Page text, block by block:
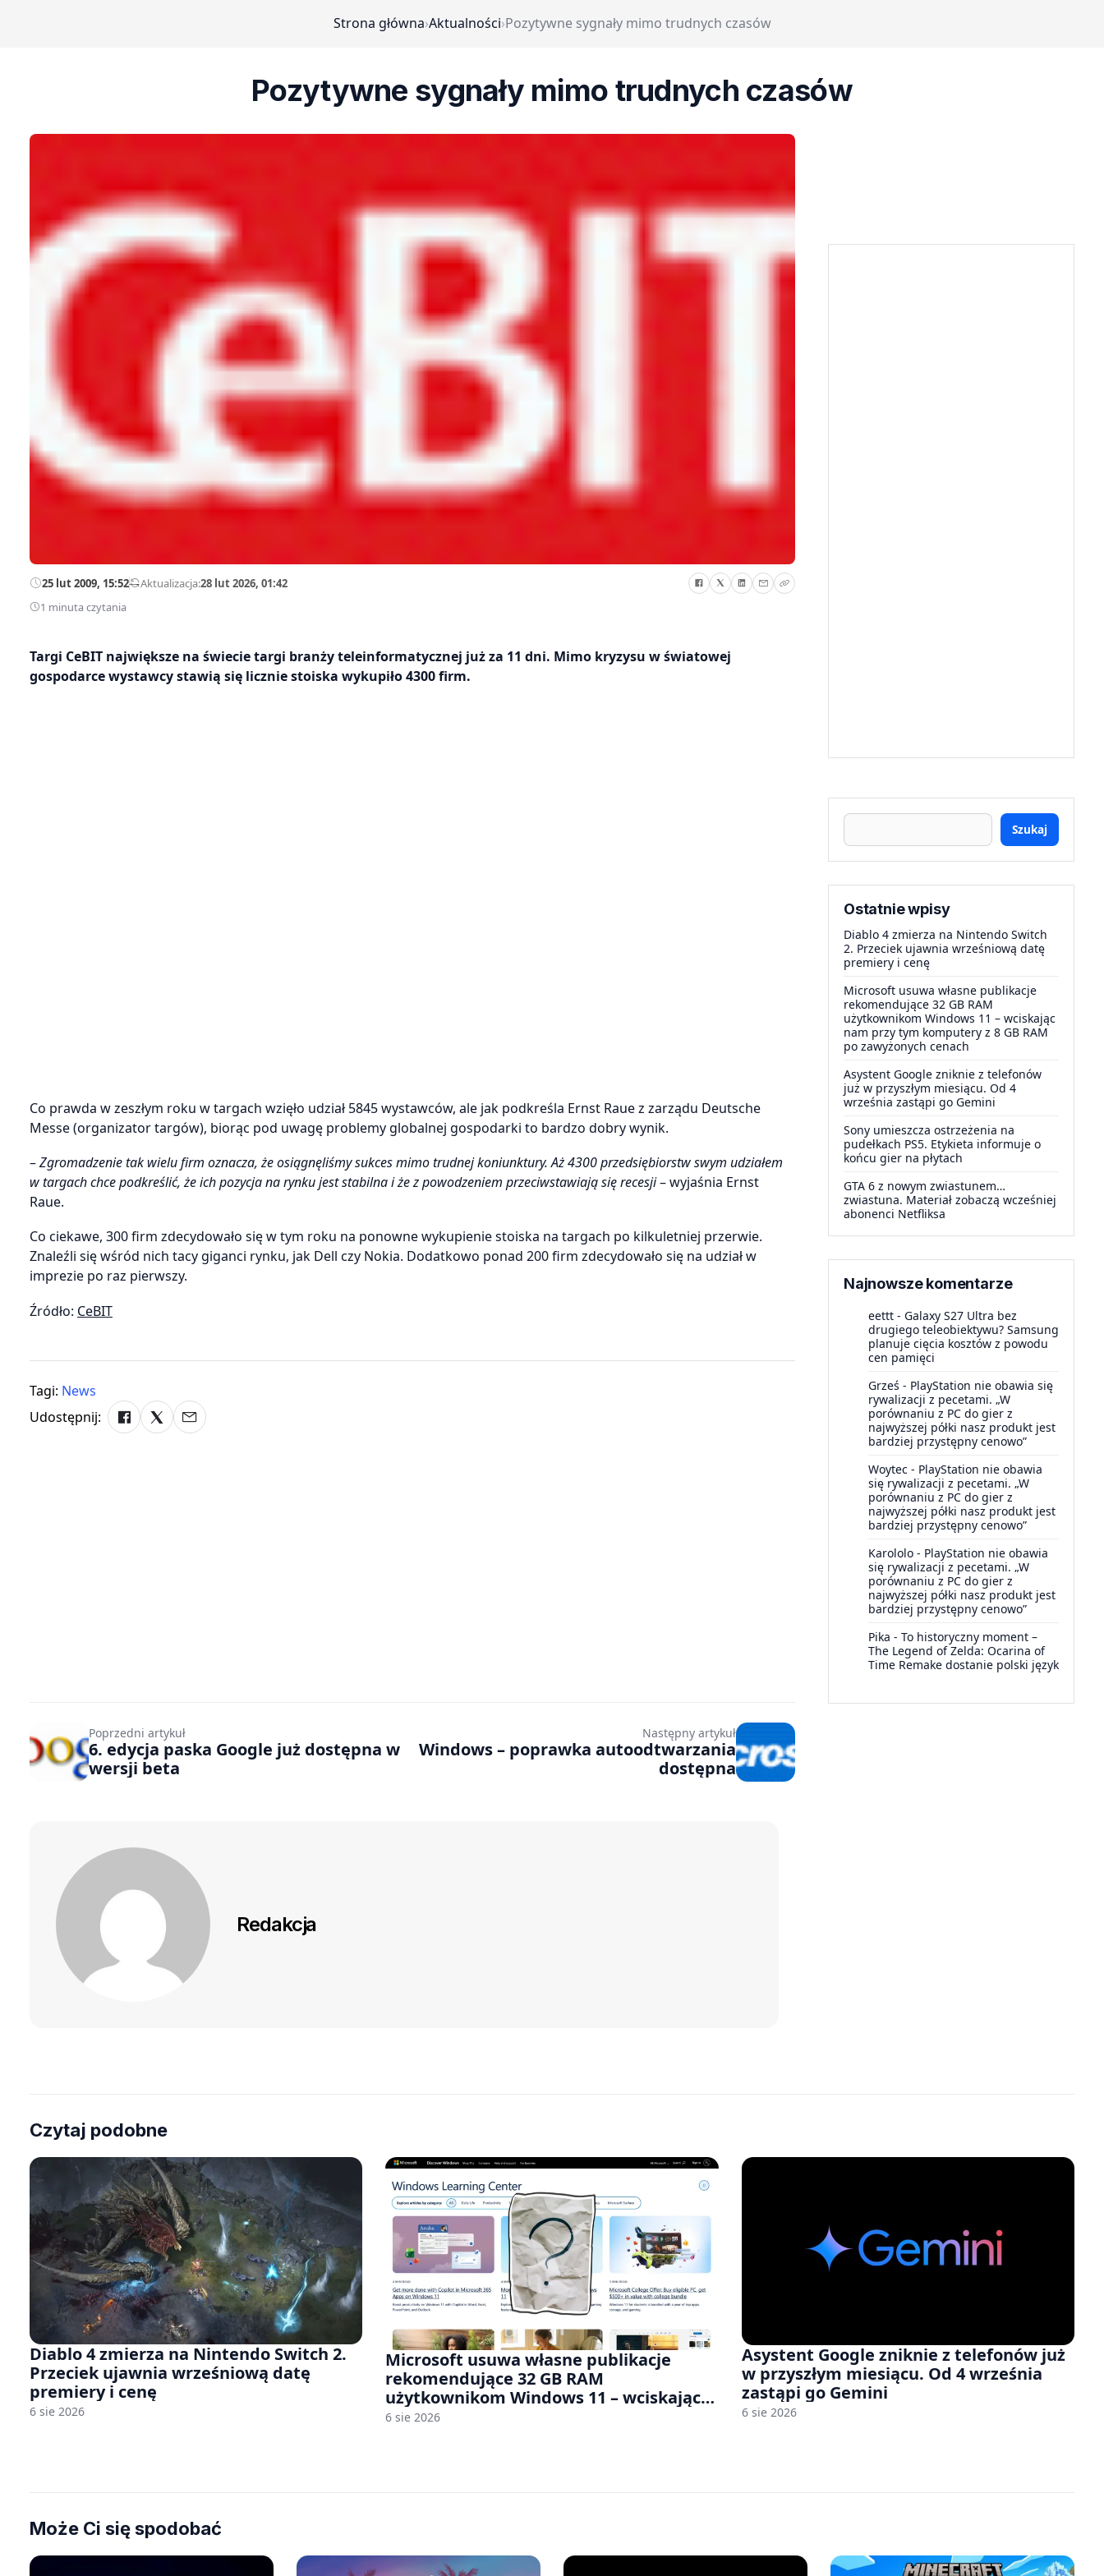
Strona główna›Aktualności›Pozytywne sygnały mimo trudnych czasów
Pozytywne sygnały mimo trudnych czasów
25 lut 2009, 15:52—Aktualizacja:28 lut 2026, 01:42
1 minuta czytania
Targi CeBIT największe na świecie targi branży teleinformatycznej już za 11 dni. Mimo kryzysu w światowej
gospodarce wystawcy stawią się licznie stoiska wykupiło 4300 firm.
Co prawda w zeszłym roku w targach wzięło udział 5845 wystawców, ale jak podkreśla Ernst Raue z zarządu Deutsche
Messe (organizator targów), biorąc pod uwagę problemy globalnej gospodarki to bardzo dobry wynik.
–Zgromadzenie tak wielu firm oznacza, że osiągnęliśmy sukces mimo trudnej koniunktury. Aż 4300 przedsiębiorstw swym udziałem
w targach chce podkreślić, że ich pozycja na rynku jest stabilna i że z powodzeniem przeciwstawiają się recesji– wyjaśnia Ernst
Raue.
Co ciekawe, 300 firm zdecydowało się w tym roku na ponowne wykupienie stoiska na targach po kilkuletniej przerwie.
Znaleźli się wśród nich tacy giganci rynku, jak Dell czy Nokia. Dodatkowo ponad 200 firm zdecydowało się na udział w
imprezie po raz pierwszy.
Źródło: CeBIT
Tagi: News
Udostępnij:
Szukaj
Ostatnie wpisy
Diablo 4 zmierza na Nintendo Switch
2. Przeciek ujawnia wrześniową datę
premiery i cenę
Microsoft usuwa własne publikacje
rekomendujące 32 GB RAM
użytkownikom Windows 11 – wciskając
nam przy tym komputery z 8 GB RAM
po zawyżonych cenach
Asystent Google zniknie z telefonów
już w przyszłym miesiącu. Od 4
września zastąpi go Gemini
Sony umieszcza ostrzeżenia na
pudełkach PS5. Etykieta informuje o
końcu gier na płytach
GTA 6 z nowym zwiastunem…
zwiastuna. Materiał zobaczą wcześniej
abonenci Netfliksa
Najnowsze komentarze
eettt - Galaxy S27 Ultra bez
drugiego teleobiektywu? Samsung
planuje cięcia kosztów z powodu
cen pamięci
Grześ - PlayStation nie obawia się
rywalizacji z pecetami. „W
porównaniu z PC do gier z
najwyższej półki nasz produkt jest
bardziej przystępny cenowo”
Woytec - PlayStation nie obawia
się rywalizacji z pecetami. „W
porównaniu z PC do gier z
najwyższej półki nasz produkt jest
bardziej przystępny cenowo”
Karololo - PlayStation nie obawia
się rywalizacji z pecetami. „W
porównaniu z PC do gier z
najwyższej półki nasz produkt jest
bardziej przystępny cenowo”
Pika - To historyczny moment –
The Legend of Zelda: Ocarina of
Time Remake dostanie polski język
Poprzedni artykuł
6. edycja paska Google już dostępna w
wersji beta
Następny artykuł
Windows – poprawka autoodtwarzania
dostępna
Redakcja
Czytaj podobne
Diablo 4 zmierza na Nintendo Switch 2.
Przeciek ujawnia wrześniową datę
premiery i cenę
6 sie 2026
Microsoft usuwa własne publikacje
rekomendujące 32 GB RAM
użytkownikom Windows 11 – wciskając
nam przy tym komputery z 8 GB RAM po
6 sie 2026
Asystent Google zniknie z telefonów już
w przyszłym miesiącu. Od 4 września
zastąpi go Gemini
6 sie 2026
Może Ci się spodobać